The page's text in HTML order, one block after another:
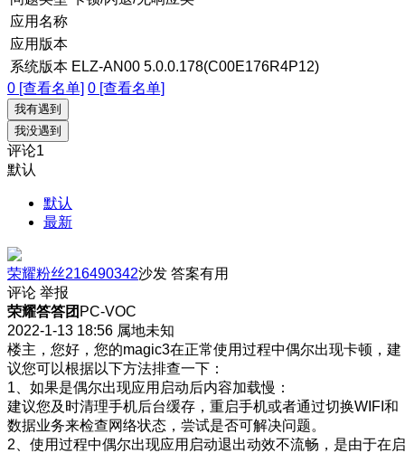
应用名称
应用版本
系统版本 ELZ-AN00 5.0.0.178(C00E176R4P12)
0 [查看名单] 0 [查看名单]
我有遇到
我没遇到
评论1
默认
默认
最新
荣耀粉丝216490342沙发 答案有用
评论 举报
荣耀答答团 PC-VOC
2022-1-13 18:56 属地未知
楼主，您好，您的magic3在正常使用过程中偶尔出现卡顿，建
议您可以根据以下方法排查一下：
1、如果是偶尔出现应用启动后内容加载慢：
建议您及时清理手机后台缓存，重启手机或者通过切换WIFI和
数据业务来检查网络状态，尝试是否可解决问题。
2、使用过程中偶尔出现应用启动退出动效不流畅，是由于在启